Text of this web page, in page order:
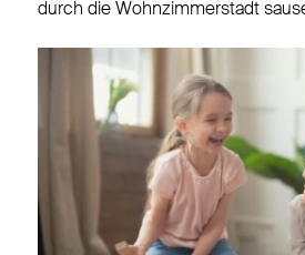
durch die Wohnzimmerstadt